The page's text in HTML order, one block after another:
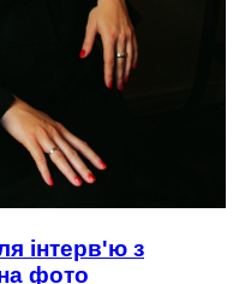
інтерв'ю з
фото